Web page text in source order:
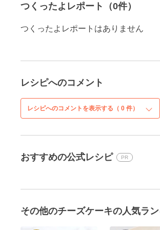
つくったよレポート（0件）
つくったよレポートはありません
レシピへのコメント
レシピへのコメントを表示する（ 0 件）
おすすめの公式レシピ PR
その他のチーズケーキの人気ラ